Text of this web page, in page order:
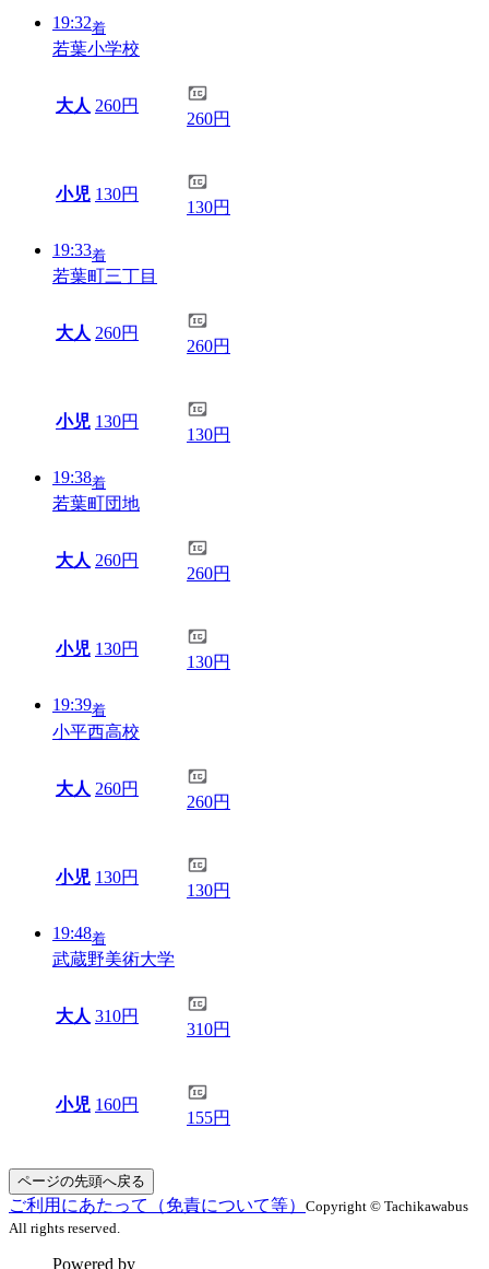
19:32着
若葉小学校
大人 260円
260円
小児 130円
130円
19:33着
若葉町三丁目
大人 260円
260円
小児 130円
130円
19:38着
若葉町団地
大人 260円
260円
小児 130円
130円
19:39着
小平西高校
大人 260円
260円
小児 130円
130円
19:48着
武蔵野美術大学
大人 310円
310円
小児 160円
155円
ページの先頭へ戻る
ご利用にあたって（免責について等） Copyright © Tachikawabus
All rights reserved.
Powered by